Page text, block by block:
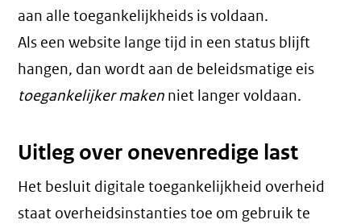
aan alle toegankelijkheids is voldaan.
Als een website lange tijd in een status blijft
hangen, dan wordt aan de beleidsmatige eis
toegankelijker maken niet langer voldaan.
Uitleg over onevenredige last
Het besluit digitale toegankelijkheid overheid
staat overheidsinstanties toe om gebruik te